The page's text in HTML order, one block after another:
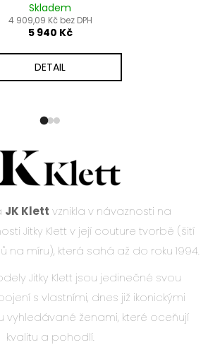
Skladem
4 909,09 Kč bez DPH
5 940 Kč
DETAIL
JK Klett vznikla v návaznosti na
Jitky Klett v její couture tvorbě (šití
na míru), která sahá až do roku 1994.
Jitky Klett jsou jedinečné svou
s vlastními, dnes již ikonickými
vyhledávané ženami, které oceňují
kvalitu a pohodlí.